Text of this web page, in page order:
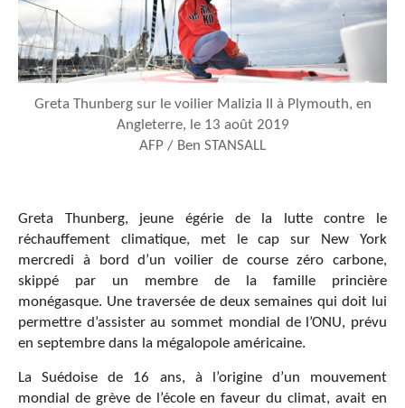
Greta Thunberg sur le voilier Malizia II à Plymouth, en
Angleterre, le 13 août 2019
AFP / Ben STANSALL
Greta Thunberg, jeune égérie de la lutte contre le
réchauffement climatique, met le cap sur New York
mercredi à bord d’un voilier de course zéro carbone,
skippé par un membre de la famille princière
monégasque. Une traversée de deux semaines qui doit lui
permettre d’assister au sommet mondial de l’ONU, prévu
en septembre dans la mégalopole américaine.
La Suédoise de 16 ans, à l’origine d’un mouvement
mondial de grève de l’école en faveur du climat, avait en